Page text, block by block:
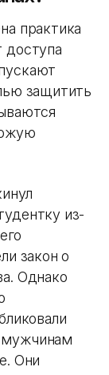
практика
доступа
защитить
из-
закон о
Однако
мужчинам
Они